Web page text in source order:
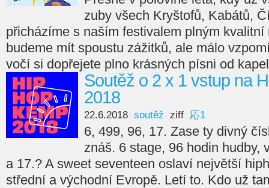
zuby všech Kryštofů, Kabátů,
přicházíme s naším festivalem plným kvalitní
budeme mít spoustu zážitků, ale málo
vočí si dopřejete plno krásných písni od
Soutěž o 2 x 1 vstup na
2018
22.6.2018 soutěž ziff 応1
6, 499, 96, 17. Zase ty divný
znáš. 6 stage, 96 hodin hudby,
a 17.? A sweet seventeen oslaví největší
střední a východní Evropě. Letí to. Kdo už